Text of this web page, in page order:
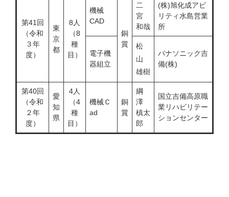
第41回
（令和
３年
度）
東
京
都
8人
（8
種
目）
機械
CAD
銅
賞
二
宮
和哉
(株)旭化成アビ
リティ水島営業
所
電子機
器組立
松
山
雄樹
パナソニック吉
備(株)
第40回
（令和
２年
度）
愛
知
県
4人
（4
種
目）
機械Ｃ
ad
銅
賞
綱
澤
槙太
郎
国立吉備高原職
業リハビリテー
ションセンター